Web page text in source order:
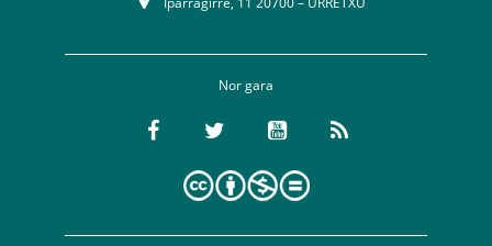
Nor gara